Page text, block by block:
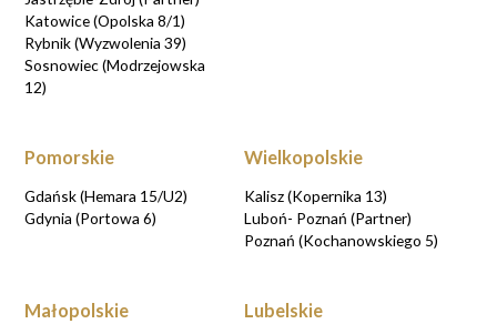
Katowice (Opolska 8/1)
Rybnik (Wyzwolenia 39)
Sosnowiec (Modrzejowska
12)
Pomorskie
Gdańsk (Hemara 15/U2)
Gdynia (Portowa 6)
Wielkopolskie
Kalisz (Kopernika 13)
Luboń- Poznań (Partner)
Poznań (Kochanowskiego 5)
Małopolskie Lubelskie